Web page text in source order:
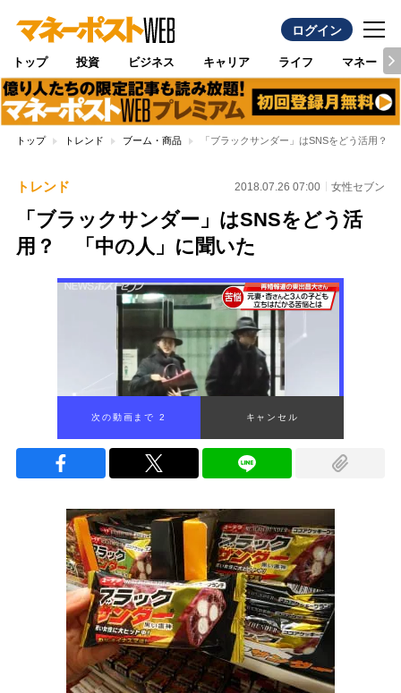
ログイン
トップ 投資 ビジネス キャリア ライフ マネー
トップ トレンド ブーム・商品 「ブラックサンダー」はSNSをどう活用？
トレンド 2018.07.26 07:00 女性セブン
「ブラックサンダー」はSNSをどう活
用？ 「中の人」に聞いた
次の動画まで 1 キャンセル